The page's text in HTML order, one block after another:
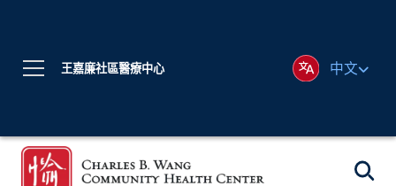
王嘉廉社區醫療中心 中文